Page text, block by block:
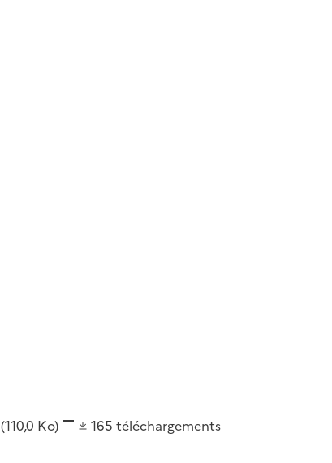
(110,0 Ko) 165 téléchargements